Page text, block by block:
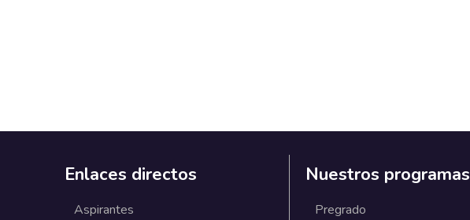
Enlaces directos
Aspirantes
Nuestros programas
Pregrado